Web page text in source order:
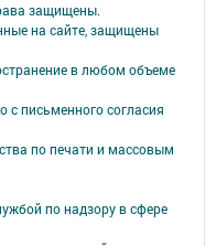
защищены.
на сайте, защищены
в любом объеме
с письменного согласия
по печати и массовым
по надзору в сфере